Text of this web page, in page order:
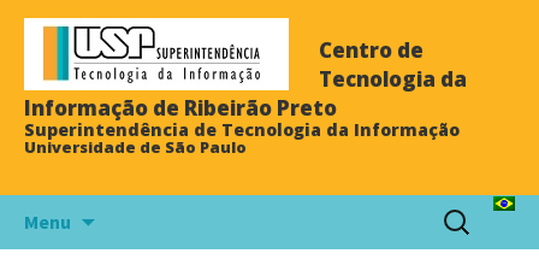
Centro de
Tecnologia da
Informação de Ribeirão Preto
Superintendência de Tecnologia da Informação
Universidade de São Paulo
Menu